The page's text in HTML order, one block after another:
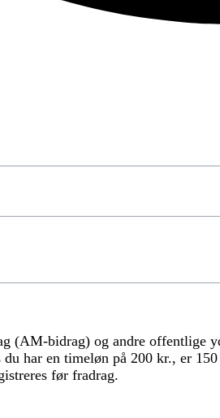
(AM-bidrag) og andre offentlige
har en timeløn på 200 kr., er
før fradrag.